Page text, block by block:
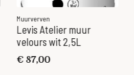
Muurverven
Levis Atelier muur
velours wit 2,5L
€ 87,00